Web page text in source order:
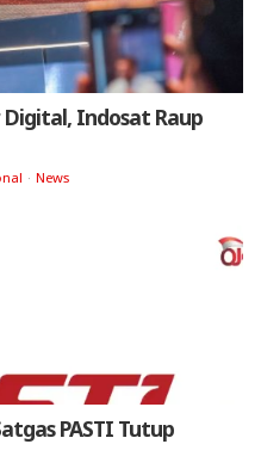
Indosat Raup
News
PASTI Tutup